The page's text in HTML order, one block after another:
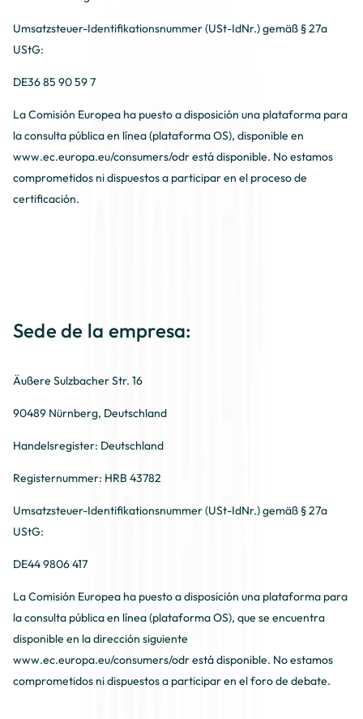
Umsatzsteuer-Identifikationsnummer (USt-IdNr.) gemäß § 27a
UStG:
DE36 85 90 59 7
La Comisión Europea ha puesto a disposición una plataforma para
la consulta pública en línea (plataforma OS), disponible en
www.ec.europa.eu/consumers/odrestá disponible. No estamos
comprometidos ni dispuestos a participar en el proceso de
certificación.
Sede de la empresa:
Äußere Sulzbacher Str. 16
90489 Nürnberg, Deutschland
Handelsregister: Deutschland
Registernummer: HRB 43782
Umsatzsteuer-Identifikationsnummer (USt-IdNr.) gemäß § 27a
UStG:
DE44 9806 417
La Comisión Europea ha puesto a disposición una plataforma para
la consulta pública en línea (plataforma OS), que se encuentra
disponible en la dirección siguiente
www.ec.europa.eu/consumers/odrestá disponible. No estamos
comprometidos ni dispuestos a participar en el foro de debate.